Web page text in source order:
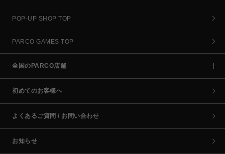
POP-UP SHOP TOP
PARCO GAMES TOP
全国のPARCO店舗
初めてのお客様へ
よくあるご質問 / お問い合わせ
お知らせ